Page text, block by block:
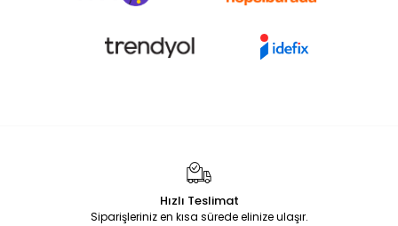
Hızlı Teslimat
Siparişleriniz en kısa sürede elinize ulaşır.